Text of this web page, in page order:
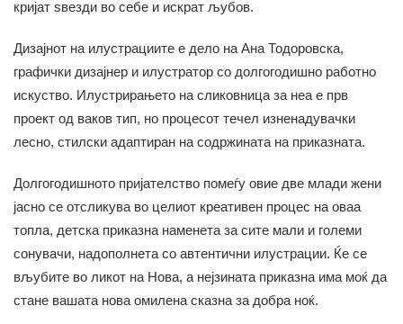
кријат ѕвезди во себе и искрат љубов.
Дизајнот на илустрациите е дело на Ана Тодоровска,
графички дизајнер и илустратор со долгогодишно работно
искуство. Илустрирањето на сликовница за неа е прв
проект од ваков тип, но процесот течел изненадувачки
лесно, стилски адаптиран на содржината на приказната.
Долгогодишното пријателство помеѓу овие две млади жени
јасно се отсликува во целиот креативен процес на оваа
топла, детска приказна наменета за сите мали и големи
сонувачи, надополнета со автентични илустрации. Ќе се
вљубите во ликот на Нова, а нејзината приказна има моќ да
стане вашата нова омилена сказна за добра ноќ.